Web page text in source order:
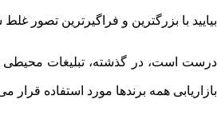
بیایید با بزرگترین و فراگیرترین تصور
درست است، در گذشته، تبلیغات محیطی
بازاریابی همه برندها مورد استفاده قرار